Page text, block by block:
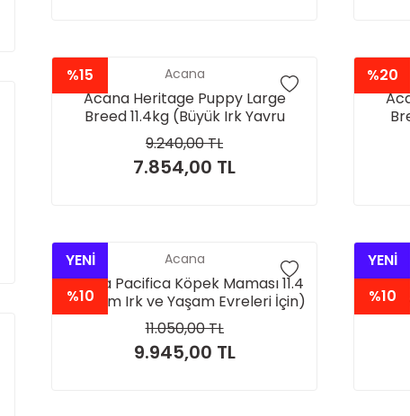
%15 Acana
Acana Heritage Puppy Large
Breed 11.4kg (Büyük Irk Yavru
Köpekler İçin)
9.240,00 TL
7.854,00 TL
%20
YENİ
%10
Acana
Acana Pacifica Köpek Maması 11.4
kg (Tüm Irk ve Yaşam Evreleri İçin)
11.050,00 TL
9.945,00 TL
YENİ
%10